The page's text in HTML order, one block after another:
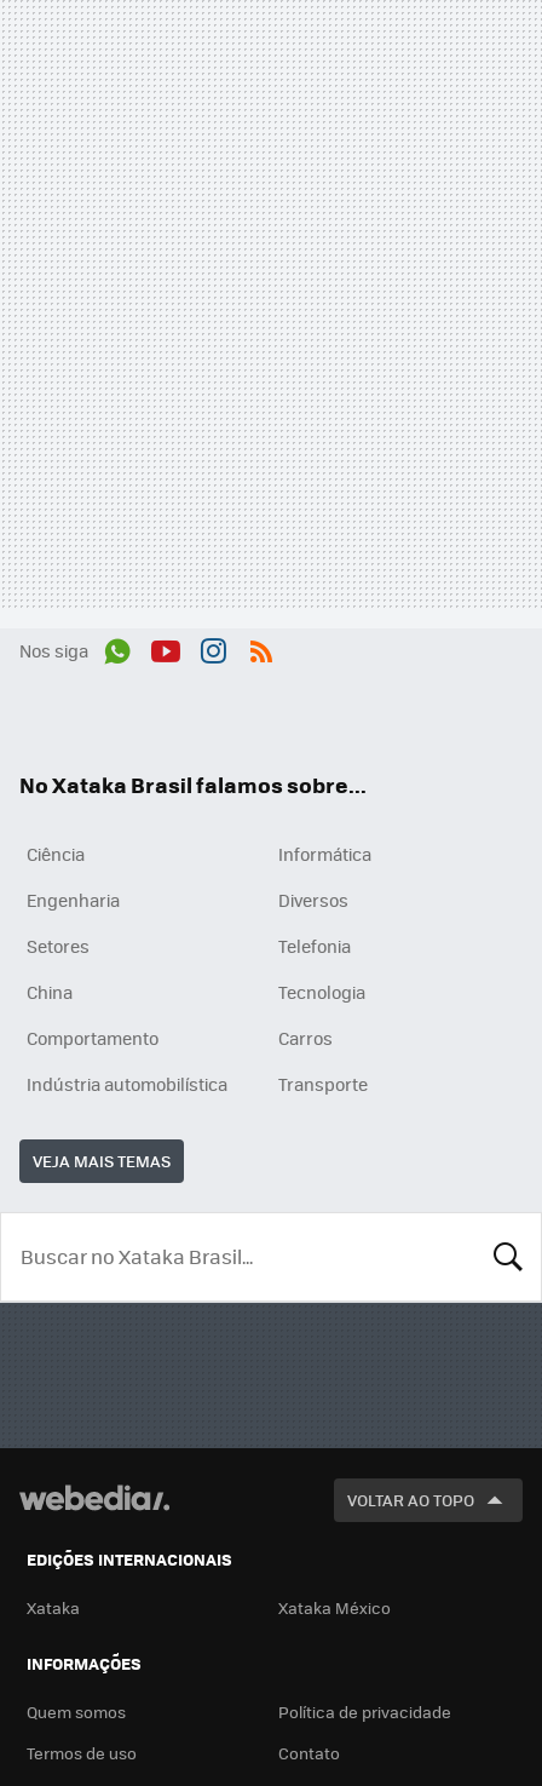
Nos siga
No Xataka Brasil falamos sobre...
Ciência
Informática
Engenharia
Diversos
Setores
Telefonia
China
Tecnologia
Comportamento
Carros
Indústria automobilística
Transporte
VEJA MAIS TEMAS
VOLTAR AO TOPO
EDIÇÕES INTERNACIONAIS
Xataka Xataka México
INFORMAÇÕES
Quem somos
Política de privacidade
Termos de uso
Contato